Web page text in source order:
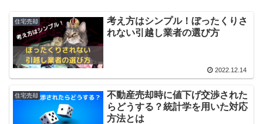
住宅売却
考え方はシンプル！ぼったくりさ
れない引越し業者の選び方
2022.12.14
住宅売却
不動産売却時に値下げ交渉された
らどうする？統計学を用いた対応
方法とは